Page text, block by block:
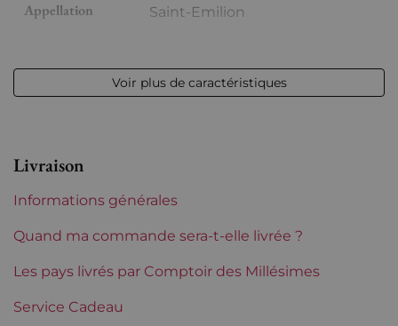
Appellation Saint-Emilion
Etiquette Légèrement abîmée / décollée
Voir plus de caractéristiques
Livraison
Informations générales
Quand ma commande sera-t-elle livrée ?
Les pays livrés par Comptoir des Millésimes
Service Cadeau